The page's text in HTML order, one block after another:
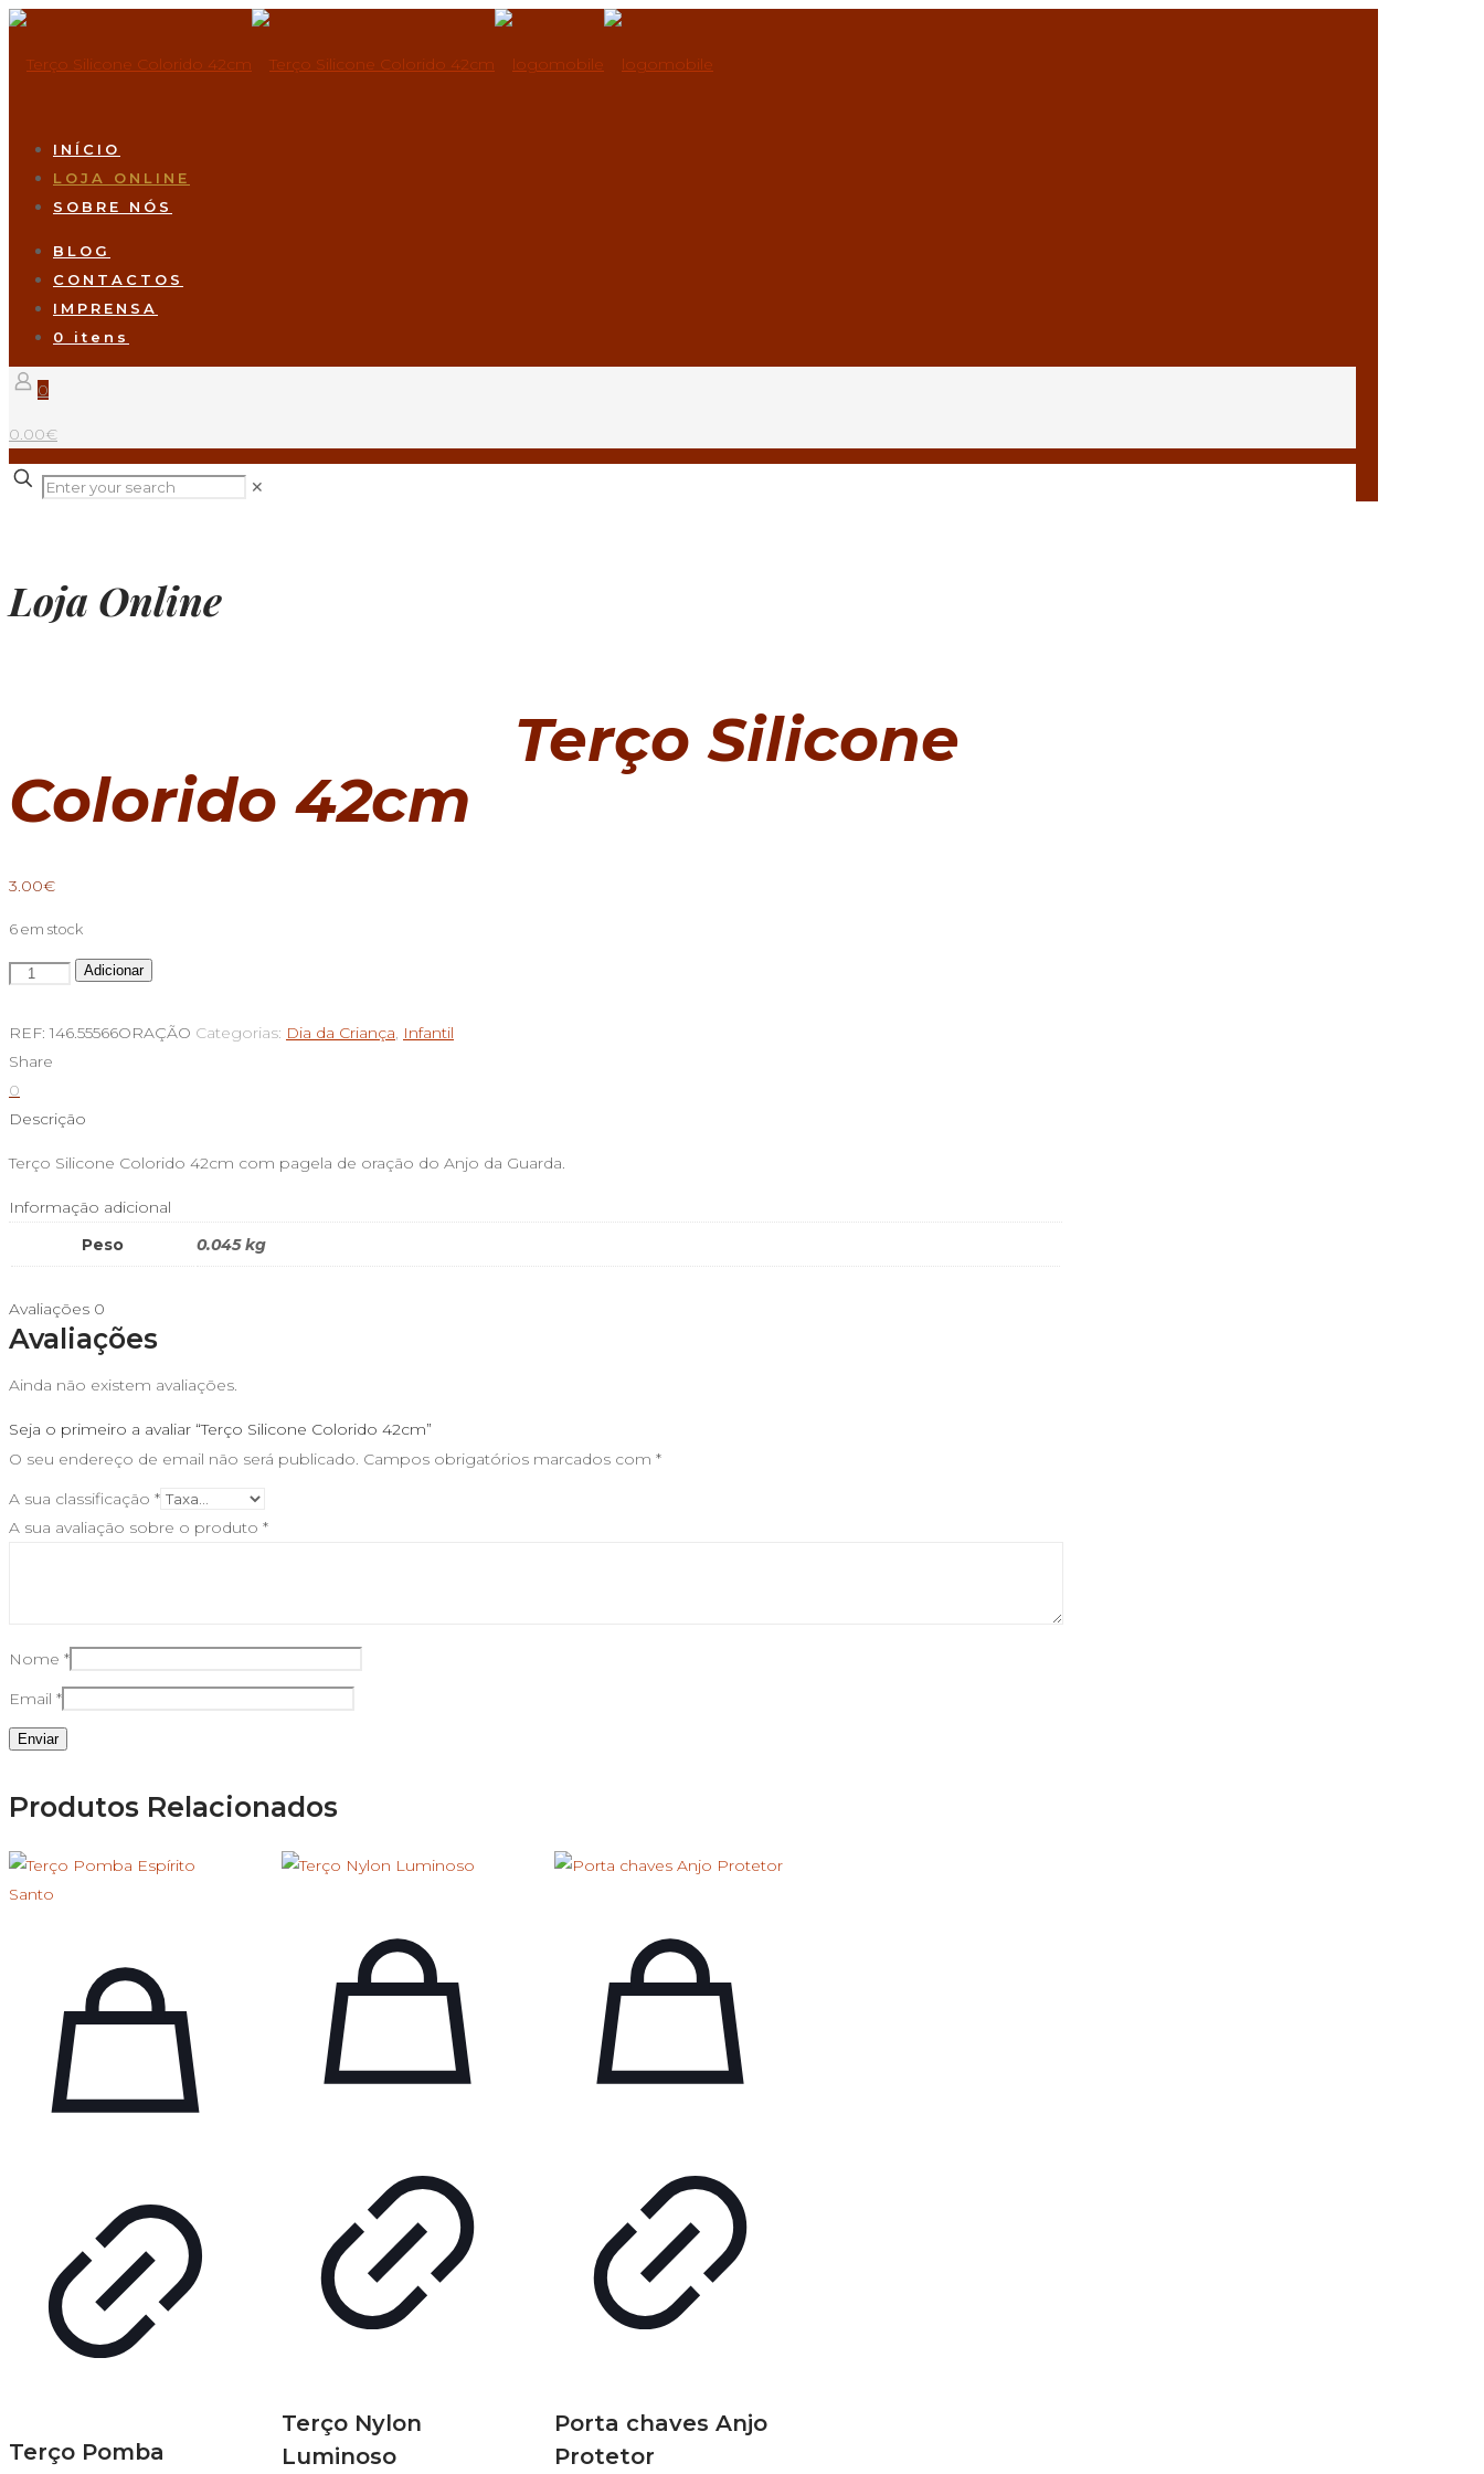
INÍCIO
LOJA ONLINE
SOBRE NÓS
BLOG
CONTACTOS
IMPRENSA
0 itens
0
0.00€
✕
Loja Online
Terço Silicone
Colorido 42cm
3.00€
6 em stock
Quantidade
Terço
Silicone
Colorido
42cm
Adicionar
REF:146.55566ORAÇÃO Categorias: Dia da Criança, Infantil
Share
0
Descrição
Terço Silicone Colorido 42cm com pagela de oração do Anjo da Guarda.
Informação adicional
Peso
0.045 kg
Avaliações 0
Avaliações
Ainda não existem avaliações.
Seja o primeiro a avaliar “Terço Silicone Colorido 42cm”
O seu endereço de email não será publicado. Campos obrigatórios marcados com *
A sua classificação *
A sua avaliação sobre o produto *
Nome *
Email *
Produtos Relacionados
Terço Pomba
Terço Nylon
Luminoso
Porta chaves Anjo
Protetor